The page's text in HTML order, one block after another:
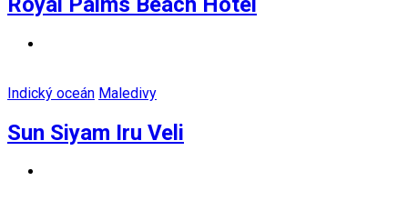
Indický oceán Maledivy
Sun Siyam Iru Veli